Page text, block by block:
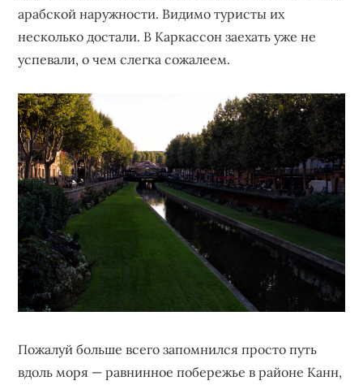
арабской наружности. Видимо туристы их
несколько достали. В Каркассон заехать уже не
успевали, о чем слегка сожалеем.
Пожалуй больше всего запомнился просто путь
вдоль моря — равнинное побережье в районе Канн,